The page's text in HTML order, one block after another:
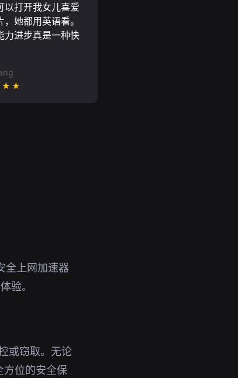
以打开我女儿喜爱
她都用英语看。
力进步真是一种快
全上网加速器
验。
或窃取。无论
方位的安全保